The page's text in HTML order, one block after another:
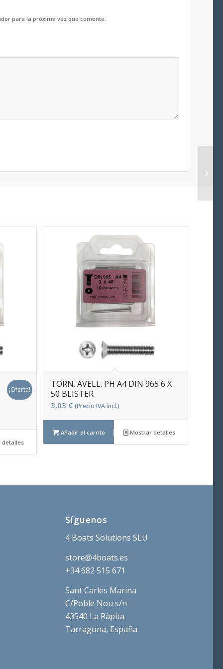
para la próxima vez que comente.
¡Oferta!
TORN. AVELL. PH A4 DIN 965 6 X
50 BLISTER
3,03 € (Precio IVA incl.)
Añadir al carrito Mostrar detalles
Síguenos
4 Boats Solutions SLU
store@4boats.es
+34 682 515 671
Sant Carles Marina
C/Poble Nou s/n
43540 La Ràpita
Tarragona, España